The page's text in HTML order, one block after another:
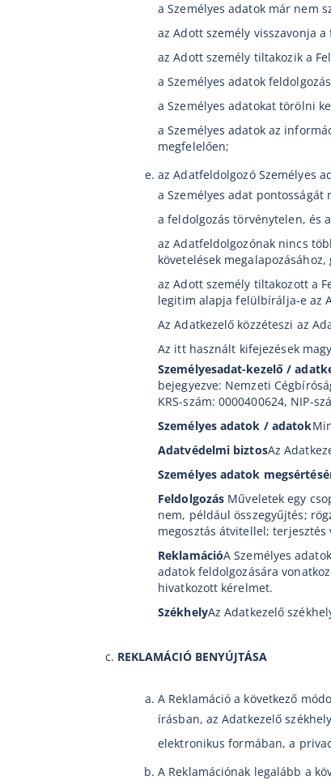
a Személyes adatok már nem
az Adott személy visszavonja
az Adott személy tiltakozik a
a Személyes adatok
a Személyes adatokat törölni
a Személyes adatok az
megfelelően;
az Adatfeldolgozó Személyes
a Személyes adat
a feldolgozás törvénytelen, és
az Adatfeldolgozónak nincs
követelések
az Adott személy tiltakozott a
legitim alapja felülbírálja-e az
Az Adatkezelő közzéteszi az
Az itt használt kifejezések
Személyesadat-kezelő /
bejegyezve: Nemzeti
KRS-szám: 0000400624, NIP-
Személyes adatok / adatok
Adatvédelmi biztosAz
Személyes adatok
Feldolgozás Műveletek egy
nem, például összegyűjtés;
megosztás átvitellel;
ReklamációA Személyes
adatok feldolgozására
hivatkozott kérelmet.
SzékhelyAz Adatkezelő
REKLAMÁCIÓ BENYÚJTÁSA
A Reklamáció a következő
írásban, az Adatkezelő
elektronikus formában, a
A Reklamációnak legalább a